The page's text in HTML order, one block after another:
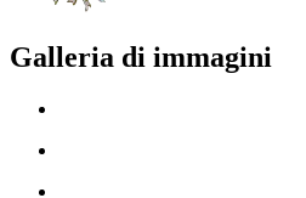
Galleria di immagini